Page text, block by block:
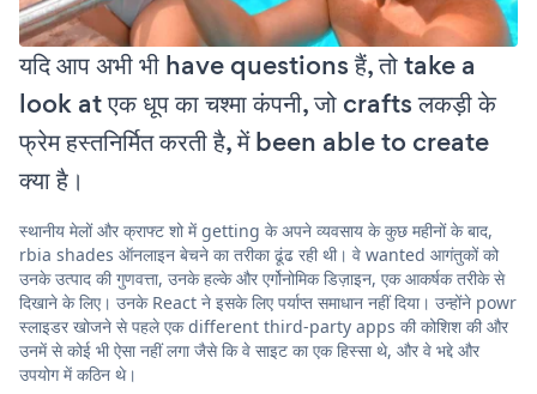
यदि आप अभी भी have questions हैं, तो take a
look at एक धूप का चश्मा कंपनी, जो crafts लकड़ी के
फ्रेम हस्तनिर्मित करती है, में been able to create
क्या है।
स्थानीय मेलों और क्राफ्ट शो में getting के अपने व्यवसाय के कुछ महीनों के बाद,
rbia shades ऑनलाइन बेचने का तरीका ढूंढ रही थी। वे wanted आगंतुकों को
उनके उत्पाद की गुणवत्ता, उनके हल्के और एर्गोनोमिक डिज़ाइन, एक आकर्षक तरीके से
दिखाने के लिए। उनके React ने इसके लिए पर्याप्त समाधान नहीं दिया। उन्होंने powr
स्लाइडर खोजने से पहले एक different third-party apps की कोशिश की और
उनमें से कोई भी ऐसा नहीं लगा जैसे कि वे साइट का एक हिस्सा थे, और वे भद्दे और
उपयोग में कठिन थे।